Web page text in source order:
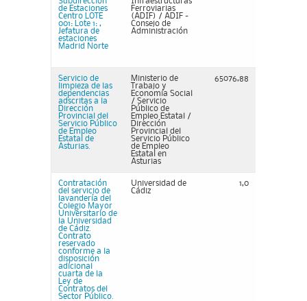
de Estaciones
Centro LOTE
001: Lote 1: ,
Jefatura de
estaciones
Madrid Norte
Ferroviarias
(ADIF) / ADIF -
Consejo de
Administración
Servicio de
limpieza de las
dependencias
adscritas a la
Dirección
Provincial del
Servicio Público
de Empleo
Estatal de
Asturias.
Ministerio de
Trabajo y
Economía Social
/ Servicio
Público de
Empleo Estatal /
Dirección
Provincial del
Servicio Público
de Empleo
Estatal en
Asturias
65076,88
Contratación
del servicio de
lavandería del
Colegio Mayor
Universitario de
la Universidad
de Cádiz.
Contrato
reservado
conforme a la
disposición
adicional
cuarta de la
Ley de
Contratos del
Sector Público.
Universidad de
Cádiz
1,0